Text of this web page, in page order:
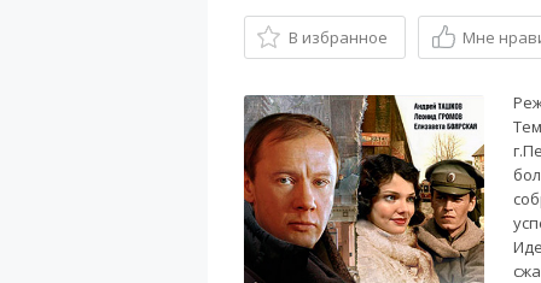
В избранное Мне